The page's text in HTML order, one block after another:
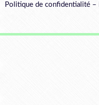
Politique de confidentialité –